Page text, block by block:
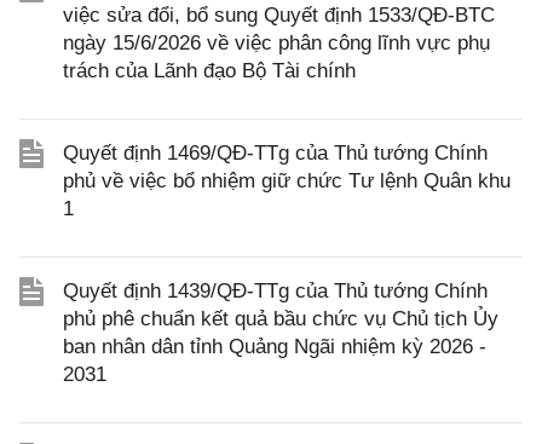
việc sửa đổi, bổ sung Quyết định 1533/QĐ-BTC
ngày 15/6/2026 về việc phân công lĩnh vực phụ
trách của Lãnh đạo Bộ Tài chính
Quyết định 1469/QĐ-TTg của Thủ tướng Chính
phủ về việc bổ nhiệm giữ chức Tư lệnh Quân khu
1
Quyết định 1439/QĐ-TTg của Thủ tướng Chính
phủ phê chuẩn kết quả bầu chức vụ Chủ tịch Ủy
ban nhân dân tỉnh Quảng Ngãi nhiệm kỳ 2026 -
2031